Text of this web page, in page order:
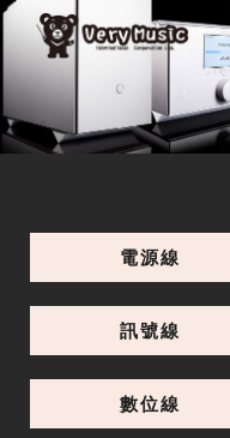
電源線
訊號線
數位線